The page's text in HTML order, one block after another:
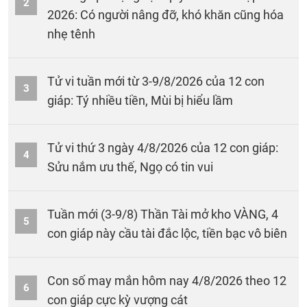
2
2026: Có người nâng đỡ, khó khăn cũng hóa
nhẹ tênh
3
Tử vi tuần mới từ 3-9/8/2026 của 12 con
giáp: Tý nhiều tiền, Mùi bị hiểu lầm
4
Tử vi thứ 3 ngày 4/8/2026 của 12 con giáp:
Sửu nắm ưu thế, Ngọ có tin vui
5
Tuần mới (3-9/8) Thần Tài mở kho VÀNG, 4
con giáp này cầu tài đắc lộc, tiền bạc vô biên
6
Con số may mắn hôm nay 4/8/2026 theo 12
con giáp cực kỳ vượng cát